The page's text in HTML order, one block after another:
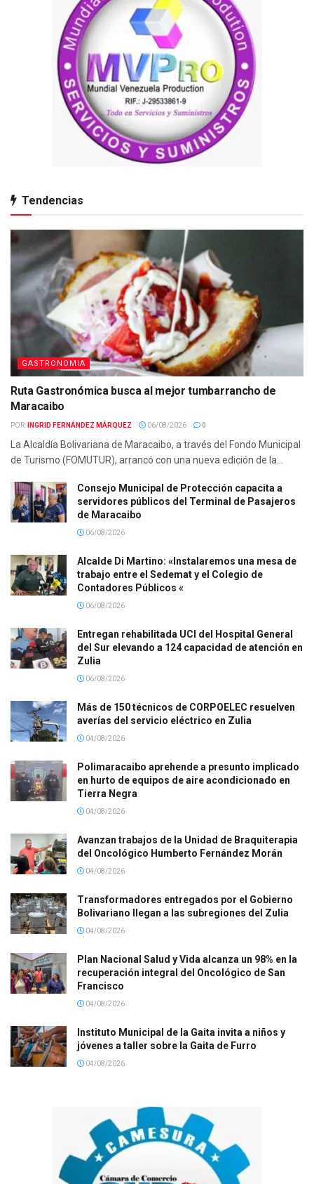
Tendencias
GASTRONOMIA
Ruta Gastronómica busca al mejor tumbarrancho de
Maracaibo
POR: INGRID FERNÁNDEZ MÁRQUEZ 06/08/2026 0
La Alcaldía Bolivariana de Maracaibo, a través del Fondo Municipal
de Turismo (FOMUTUR), arrancó con una nueva edición de la...
Consejo Municipal de Protección capacita a
servidores públicos del Terminal de Pasajeros
de Maracaibo
06/08/2026
Alcalde Di Martino: «Instalaremos una mesa de
trabajo entre el Sedemat y el Colegio de
Contadores Públicos «
06/08/2026
Entregan rehabilitada UCI del Hospital General
del Sur elevando a 124 capacidad de atención en
Zulia
06/08/2026
Más de 150 técnicos de CORPOELEC resuelven
averías del servicio eléctrico en Zulia
04/08/2026
Polimaracaibo aprehende a presunto implicado
en hurto de equipos de aire acondicionado en
Tierra Negra
04/08/2026
Avanzan trabajos de la Unidad de Braquiterapia
del Oncológico Humberto Fernández Morán
04/08/2026
Transformadores entregados por el Gobierno
Bolivariano llegan a las subregiones del Zulia
04/08/2026
Plan Nacional Salud y Vida alcanza un 98% en la
recuperación integral del Oncológico de San
Francisco
04/08/2026
Instituto Municipal de la Gaita invita a niños y
jóvenes a taller sobre la Gaita de Furro
04/08/2026